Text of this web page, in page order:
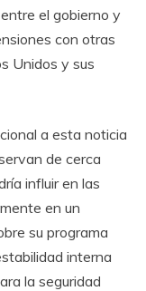
el gobierno y
con otras
Unidos y sus
a esta noticia
de cerca
influir en las
en un
su programa
interna
la seguridad